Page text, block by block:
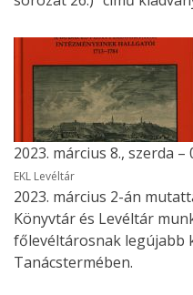
2023. március 8., szerda –
EKL Levéltár
2023. március 2-án
Könyvtár és Levéltár
főlevéltárosnak legújabb
Tanácstermében.